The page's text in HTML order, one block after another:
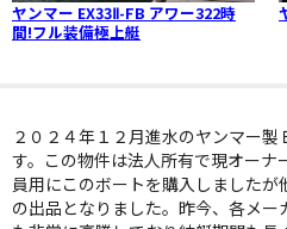
ヤンマー EX33Ⅱ-FB アワー322時
間!フル装備極上艇
２０２４年１２月進水のヤンマー
す。この物件は法人所有で現オー
員用にこのボートを購入しました
の出品となりました。昨今、各メ